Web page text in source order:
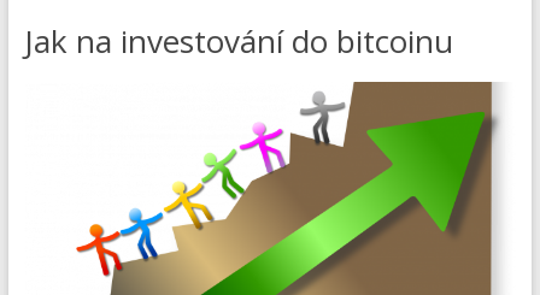
Jak na investování do bitcoinu